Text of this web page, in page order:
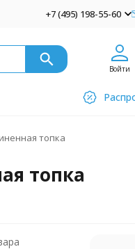
+7 (495) 198-55-60
Войти
топка
топка